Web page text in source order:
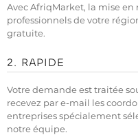
Avec AfriqMarket, la mise en
professionnels de votre
gratuite.
2. RAPIDE
Votre demande est traitée
recevez par e-mail les
entreprises spécialement
notre équipe.